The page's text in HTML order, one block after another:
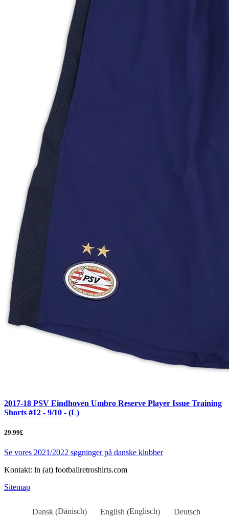
2017-18 PSV Eindhoven Umbro Reserve Player Issue Training
Shorts #12 - 9/10 - (L)
29.99£
Se vores 2021/2022 søgninger på danske klubber
Kontakt: ln (at) footballretroshirts.com
Sitemap
Dansk(Dänisch) English (Englisch)
Deutsch